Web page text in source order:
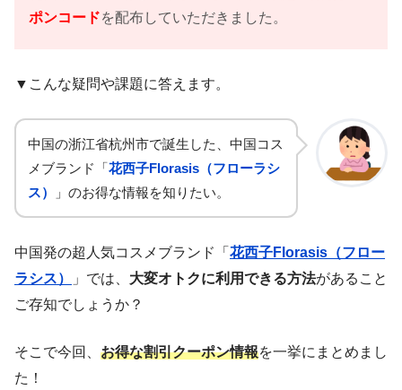
ポンコードを配布していただきました。
▼こんな疑問や課題に答えます。
中国の浙江省杭州市で誕生した、中国コス
メブランド「花西子Florasis（フローラシ
ス）
」のお得な情報を知りたい。
中国発の超人気コスメブランド「 花西子Florasis（フロー
ラシス）
」では、 大変オトクに利用できる方法があること
ご存知でしょうか？
そこで今回、 お得な割引クーポン情報を一挙にまとめまし
た！